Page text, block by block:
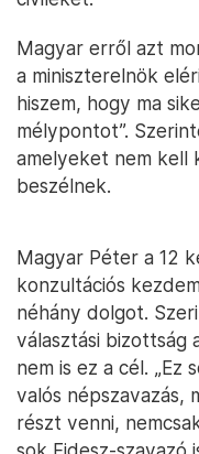
Magyar erről azt
a miniszterelnök
hiszem, hogy ma
mélypontot”.
amelyeket nem kell
beszélnek.
Magyar Péter a 12
konzultációs
néhány dolgot.
választási bizottság
nem is ez a cél.
valós népszavazás,
részt venni,